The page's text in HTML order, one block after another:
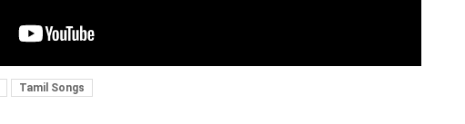
Tamil Songs